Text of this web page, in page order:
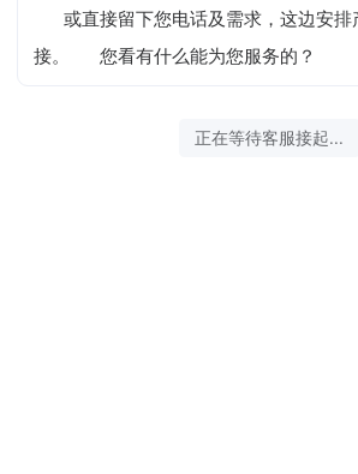
或直接留下您电话及需求，这边安
接。
您看有什么能为您服务的？
正在等待客服接起...